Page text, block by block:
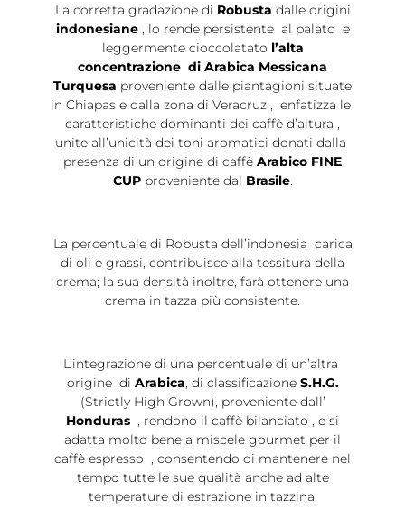
La corretta gradazione di Robusta dalle origini
indonesiane, lo rende persistente al palato e
leggermente cioccolatato l’alta
concentrazione di Arabica Messicana
Turquesa proveniente dalle piantagioni situate
in Chiapas e dalla zona di Veracruz , enfatizza le
caratteristiche dominanti dei caffè d’altura ,
unite all’unicità dei toni aromatici donati dalla
presenza di un origine di caffè Arabico FINE
CUPproveniente dal Brasile.
La percentuale di Robusta dell’indonesia carica
di oli e grassi, contribuisce alla tessitura della
crema; la sua densità inoltre, farà ottenere una
crema in tazza più consistente.
L’integrazione di una percentuale di un’altra
origine di Arabica, di classificazione S.H.G.
(Strictly High Grown), proveniente dall’
Honduras , rendono il caffè bilanciato , e si
adatta molto bene a miscele gourmet per il
caffè espresso , consentendo di mantenere nel
tempo tutte le sue qualità anche ad alte
temperature di estrazione in tazzina.